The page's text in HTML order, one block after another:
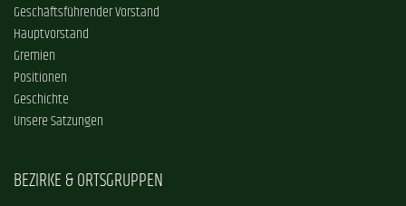
Geschäftsführender Vorstand
Hauptvorstand
Gremien
Positionen
Geschichte
Unsere Satzungen
BEZIRKE & ORTSGRUPPEN